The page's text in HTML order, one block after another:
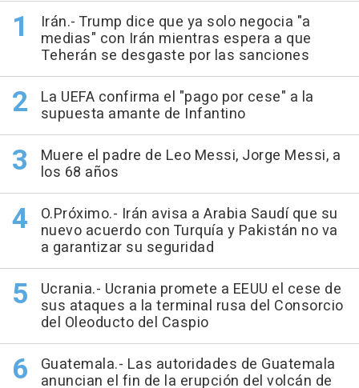
Irán.- Trump dice que ya solo negocia "a
medias" con Irán mientras espera a que
Teherán se desgaste por las sanciones
La UEFA confirma el "pago por cese" a la
supuesta amante de Infantino
Muere el padre de Leo Messi, Jorge Messi, a
los 68 años
O.Próximo.- Irán avisa a Arabia Saudí que su
nuevo acuerdo con Turquía y Pakistán no va
a garantizar su seguridad
Ucrania.- Ucrania promete a EEUU el cese de
sus ataques a la terminal rusa del Consorcio
del Oleoducto del Caspio
Guatemala.- Las autoridades de Guatemala
anuncian el fin de la erupción del volcán de